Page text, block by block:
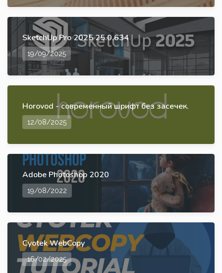
SketchUp Pro 2025 25.0.634
19/09/2025
Horovod - современный шрифт без засечек.
12/08/2025
Adobe Photoshop 2020
19/08/2022
Cyotek WebCopy
16/02/2025